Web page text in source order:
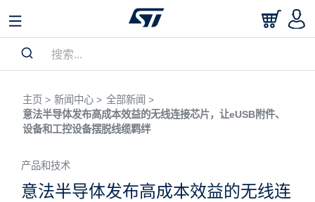
主页 > 新闻中心 > 全部新闻 >
意法半导体发布高成本效益的无线连接芯片，让eUSB附件、
设备和工控设备摆脱线缆羁绊
产品和技术
意法半导体发布高成本效益的无线连